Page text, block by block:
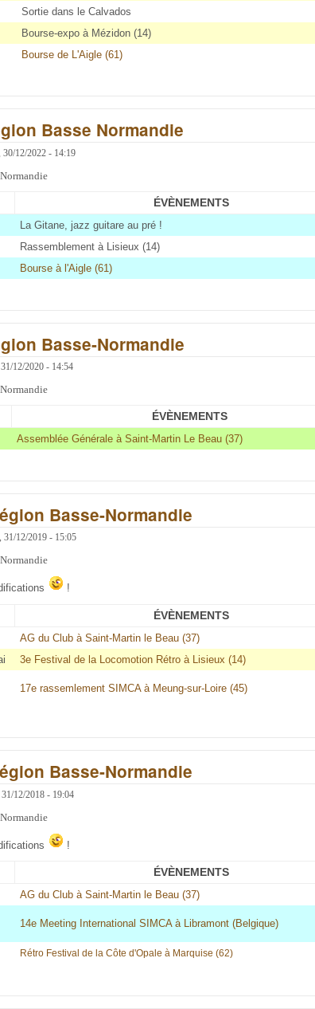
Sortie dans le Calvados
Bourse-expo à Mézidon (14)
Bourse de L'Aigle (61)
Basse Normandie
30/12/2022 - 14:19
ÉVÈNEMENTS
La Gitane, jazz guitare au pré !
Rassemblement à Lisieux (14)
Bourse à l'Aigle (61)
Basse-Normandie
12/2020 - 14:54
ÉVÈNEMENTS
Assemblée Générale à Saint-Martin Le Beau (37)
Basse-Normandie
31/12/2019 - 15:05
!
ÉVÈNEMENTS
AG du Club à Saint-Martin le Beau (37)
3e Festival de la Locomotion Rétro à Lisieux (14)
17e rassemlement SIMCA à Meung-sur-Loire (45)
Basse-Normandie
12/2018 - 19:04
!
ÉVÈNEMENTS
AG du Club à Saint-Martin le Beau (37)
14e Meeting International SIMCA à Libramont (Belgique)
Rétro Festival de la Côte d'Opale à Marquise (62)